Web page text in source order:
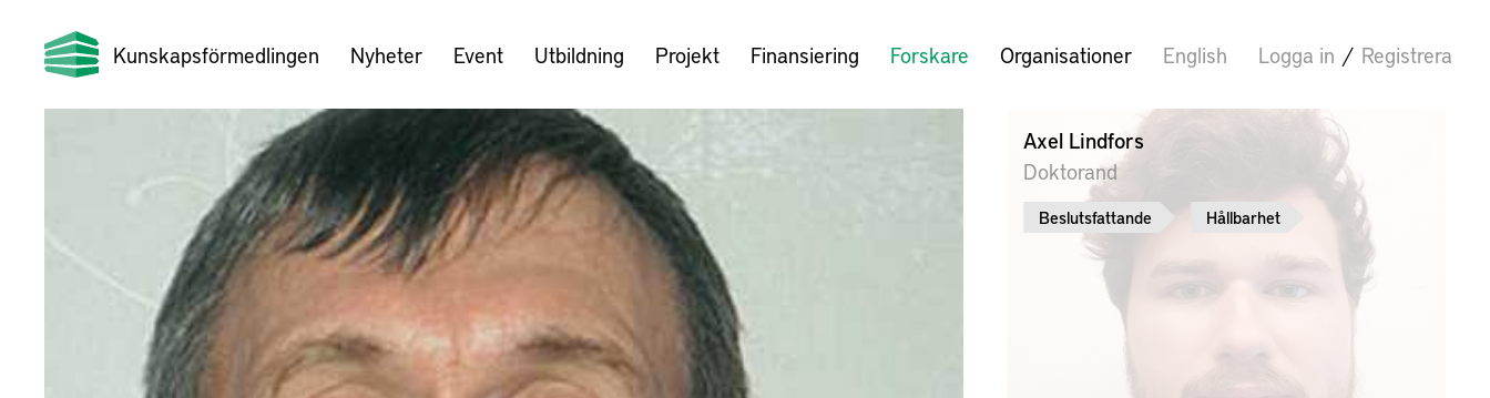
Kunskapsförmedlingen Nyheter Event Utbildning Projekt Finansiering Forskare Organisationer English Logga in / Registrera
Axel Lindfors
Doktorand
Beslutsfattande Hållbarhet